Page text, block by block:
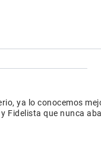
ya lo conocemos
Fidelista que nunca